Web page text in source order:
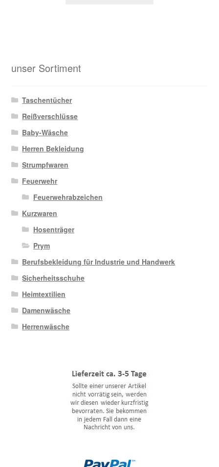
unser Sortiment
Taschentücher
Reißverschlüsse
Baby-Wäsche
Herren Bekleidung
Strumpfwaren
Feuerwehr
Feuerwehrabzeichen
Kurzwaren
Hosenträger
Prym
Berufsbekleidung für Industrie und Handwerk
Sicherheitsschuhe
Heimtextilien
Damenwäsche
Herrenwäsche